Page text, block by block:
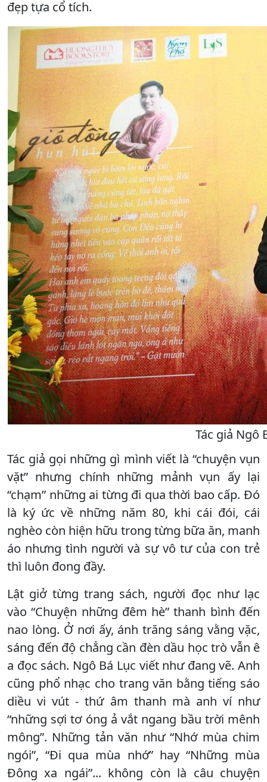
đẹp tựa cổ tích.
Tác giả Ngô
Tác giả gọi những gì mình viết là “chuyện vụn
vặt” nhưng chính những mảnh vụn ấy lại
“chạm” những ai từng đi qua thời bao cấp. Đó
là ký ức về những năm 80, khi cái đói, cái
nghèo còn hiện hữu trong từng bữa ăn, manh
áo nhưng tình người và sự vô tư của con trẻ
thì luôn đong đầy.
Lật giở từng trang sách, người đọc như lạc
vào “Chuyện những đêm hè” thanh bình đến
nao lòng. Ở nơi ấy, ánh trăng sáng vằng vặc,
sáng đến độ chẳng cần đèn dầu học trò vẫn ê
a đọc sách. Ngô Bá Lục viết như đang vẽ. Anh
cũng phổ nhạc cho trang văn bằng tiếng sáo
diều vi vút - thứ âm thanh mà anh ví như
“những sợi tơ óng ả vắt ngang bầu trời mênh
mông”. Những tản văn như “Nhớ mùa chim
ngói”, “Đi qua mùa nhớ” hay “Những mùa
Đông xa ngái”... không còn là câu chuyện